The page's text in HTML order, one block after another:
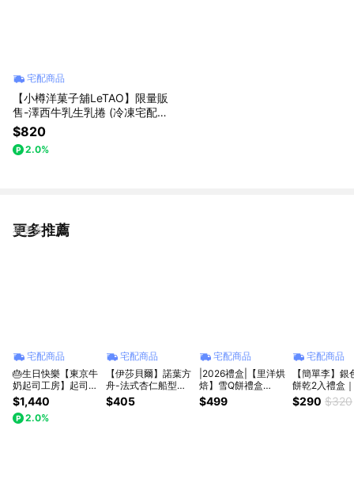
宅配商品
【小樽洋菓子舖LeTAO】限量販
售-澤西牛乳生乳捲 (冷凍宅配｜
冷凍保存)
$820
2.0%
更多推薦
看更多
宅配商品
🎂生日快樂【東京牛
奶起司工房】起司夾
心餅乾+牛奶起司蛋
糕組合 (冷凍宅配｜
附無造蠟燭乙支)
$1,440
2.0%
宅配商品
【伊莎貝爾】諾葉方
舟-法式杏仁船型餅
乾禮盒(奶素) 生日禮
物｜伴手禮｜餅乾禮
$405
宅配商品
|2026禮盒|【里洋烘
焙】雪Q餅禮盒
(12、18入)
$499
宅配商品
【簡單李】銀
餅乾2入禮盒
種口味一次滿
味蕾❤️ 下午茶
$290 $320